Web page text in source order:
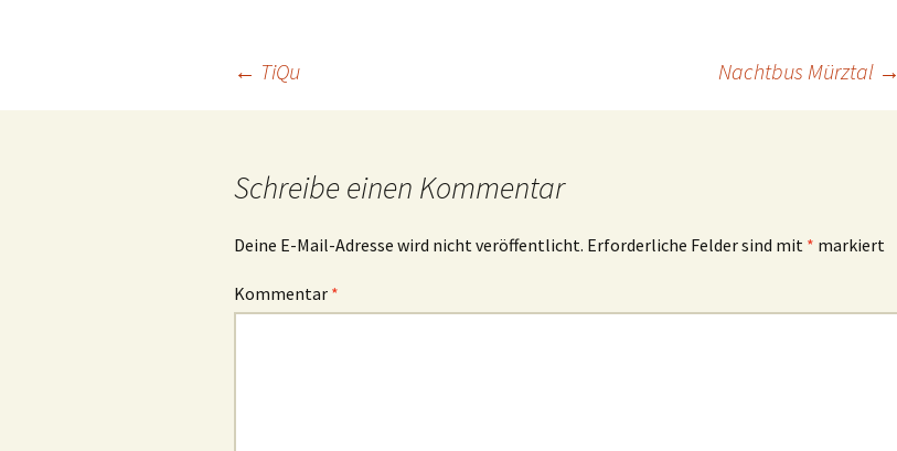
Beitragsnavigation
← TiQu Nachtbus Mürztal →
Schreibe einen Kommentar
Deine E-Mail-Adresse wird nicht veröffentlicht. Erforderliche Felder sind mit * markiert
Kommentar *